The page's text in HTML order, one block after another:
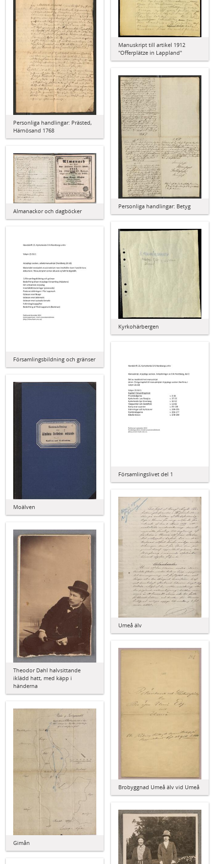
Manuskript till artikel 1912
"Offerplätze in Lappland"
Personliga handlingar: Prästed,
Härnösand 1768
Personliga handlingar: Betyg
Almanackor och dagböcker
Kyrkohärbergen
Församlingsbildning och gränser
Församlingslivet del 1
Moälven
Umeå älv
Theodor Dahl halvsittande
iklädd hatt, med käpp i
händerna
Brobyggnad Umeå älv vid Umeå
Gimån